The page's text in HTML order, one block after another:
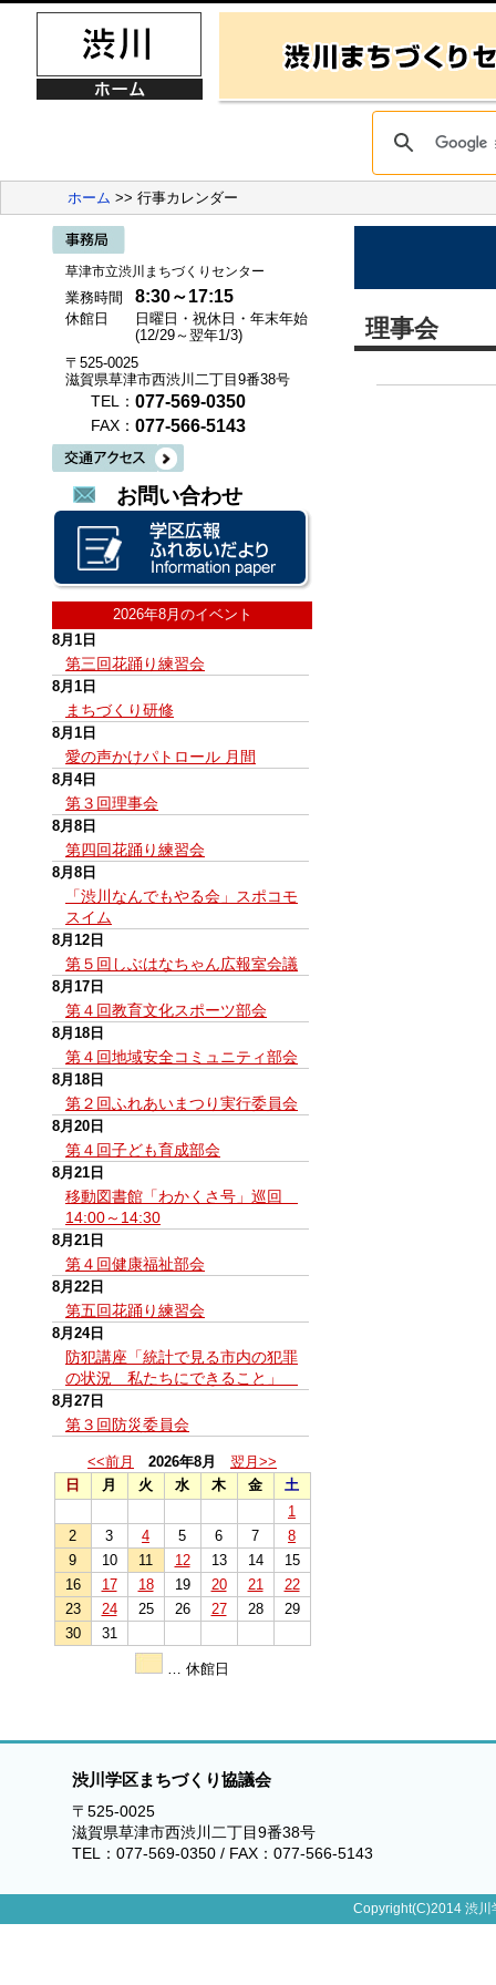
ホーム >> 行事カレンダー
草津市立渋川まちづくりセンター
業務時間 8:30～17:15
休館日
日曜日・祝休日・年末年始
(12/29～翌年1/3)
〒525-0025
滋賀県草津市西渋川二丁目9番38号
TEL： 077-569-0350
FAX： 077-566-5143
お問い合わせ
2026年8月のイベント
8月1日
第三回花踊り練習会
8月1日
まちづくり研修
8月1日
愛の声かけパトロール 月間
8月4日
第３回理事会
8月8日
第四回花踊り練習会
8月8日
「渋川なんでもやる会」スポコモ
スイム
8月12日
第５回しぶはなちゃん広報室会議
8月17日
第４回教育文化スポーツ部会
8月18日
第４回地域安全コミュニティ部会
8月18日
第２回ふれあいまつり実行委員会
8月20日
第４回子ども育成部会
8月21日
移動図書館「わかくさ号」巡回
14:00～14:30
8月21日
第４回健康福祉部会
8月22日
第五回花踊り練習会
8月24日
防犯講座「統計で見る市内の犯罪
の状況 私たちにできること」
8月27日
第３回防災委員会
<<前月 2026年8月
翌月>>
日
月 火 水 木 金
土
1
2
3 4 5 6 7
8
9
10 11 12 13 14
15
16
17 18 19 20 21
22
23
24 25 26 27 28
29
30
31
… 休館日
理事会
渋川学区まちづくり協議会
〒525-0025
滋賀県草津市西渋川二丁目9番38号
TEL：077-569-0350 / FAX：077-566-5143
Copyright(C)2014 渋川